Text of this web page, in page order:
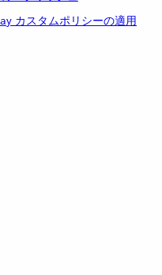
カスタムポリシーの適用